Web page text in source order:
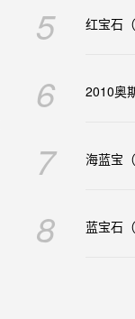
5 红宝石
6 2010奥
7 海蓝宝
8 蓝宝石